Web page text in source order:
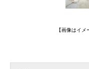
【画像はイメ